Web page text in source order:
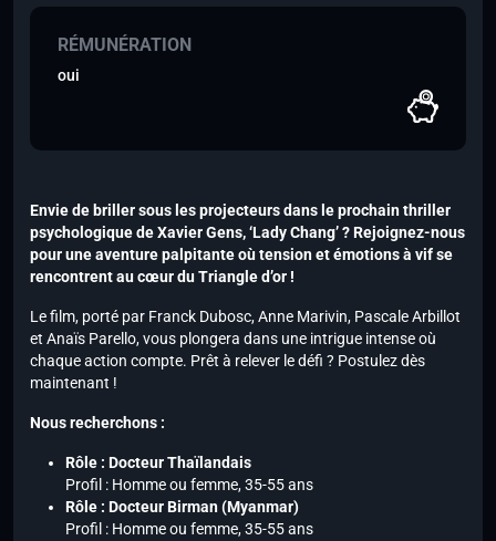
RÉMUNÉRATION
oui
Envie de briller sous les projecteurs dans le prochain thriller
psychologique de Xavier Gens, ‘Lady Chang’ ? Rejoignez-nous
pour une aventure palpitante où tension et émotions à vif se
rencontrent au cœur du Triangle d’or !
Le film, porté par Franck Dubosc, Anne Marivin, Pascale Arbillot
et Anaïs Parello, vous plongera dans une intrigue intense où
chaque action compte. Prêt à relever le défi ? Postulez dès
maintenant !
Nous recherchons :
Rôle : Docteur Thaïlandais
Profil : Homme ou femme, 35-55 ans
Rôle : Docteur Birman (Myanmar)
Profil : Homme ou femme, 35-55 ans